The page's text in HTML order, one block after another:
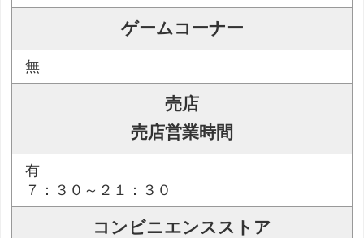
ゲームコーナー
無
売店
売店営業時間
有
７：３０～２１：３０
コンビニエンスストア